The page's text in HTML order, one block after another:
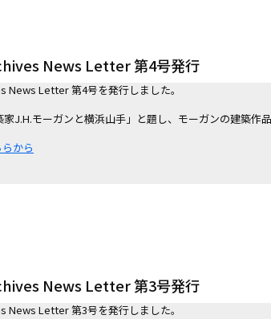
News Letter 第4号発行
News Letter 第4号を発行しました。
J.H.モーガンと横浜⼭⼿」と題し、モーガンの建築作
から
News Letter 第3号発行
News Letter 第3号を発行しました。